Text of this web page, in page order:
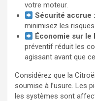
votre moteur.
Sécurité accrue :
minimisez les
Économie sur le
préventif réduit les
agissant avant que
Considérez que la
soumise à l’usure. Les
les systèmes sont